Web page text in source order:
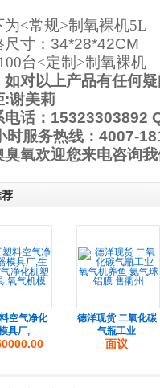
为<常规>制氧裸机5L
寸： 34*28*42CM
台<定制>制氧裸机
如对以上产品有任何
:谢美莉
电话：15323303892
时服务热线：4007-
臭氧欢迎您来电咨询我
空气净化
具厂,
德洋现货 二氧化碳
气瓶工业
面议